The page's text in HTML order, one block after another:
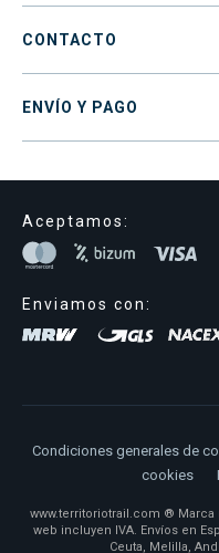
CONTACTO
ENVÍO Y PAGO
Aceptamos:
Enviamos con:
Condiciones generales de
cookies
www.territoriotrail.com ®
web incluyen IVA. Envíos en
Ceuta, Melilla,